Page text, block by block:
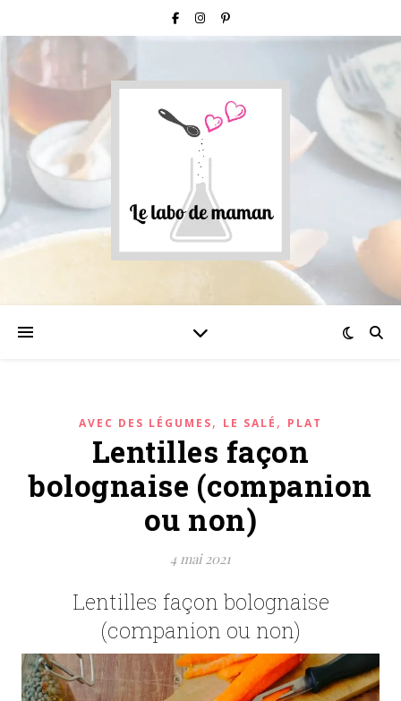
AVEC DES LÉGUMES, LE SALÉ , PLAT
Lentilles façon
bolognaise (companion
ou non)
4 mai 2021
Lentilles façon bolognaise
(companion ou non)